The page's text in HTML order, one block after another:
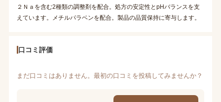
２Ｎａを含む2種類の調整剤を配合。処方の安定性とpHバランスを支
えています。メチルパラベンを配合。製品の品質保持に寄与します。
口コミ評価
まだ口コミはありません。最初の口コミを投稿してみませんか？